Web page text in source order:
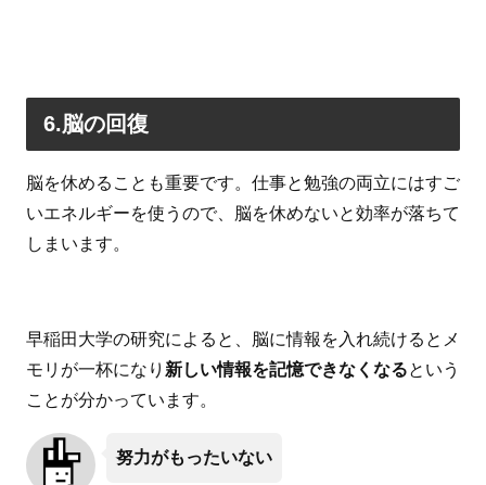
6.脳の回復
脳を休めることも重要です。仕事と勉強の両立にはすご
いエネルギーを使うので、脳を休めないと効率が落ちて
しまいます。
早稲田大学の研究によると、脳に情報を入れ続けるとメ
モリが一杯になり 新しい情報を記憶できなくなるという
ことが分かっています。
努力がもったいない